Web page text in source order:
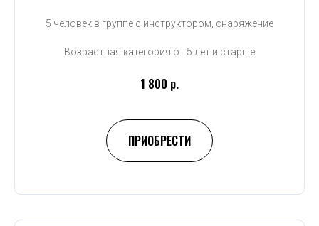
5 человек в группе с инструктором, снаряжение
Возрастная категория от 5 лет и старше
1 800 р.
ПРИОБРЕСТИ